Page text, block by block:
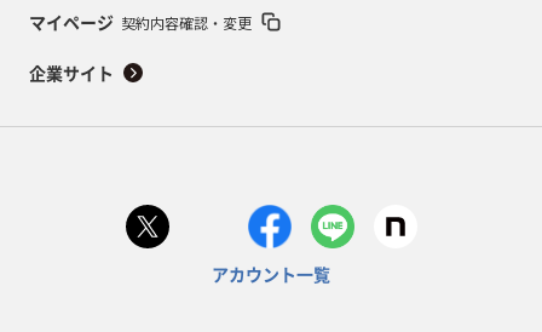
マイページ 契約内容確認・変更
企業サイト
アカウント一覧